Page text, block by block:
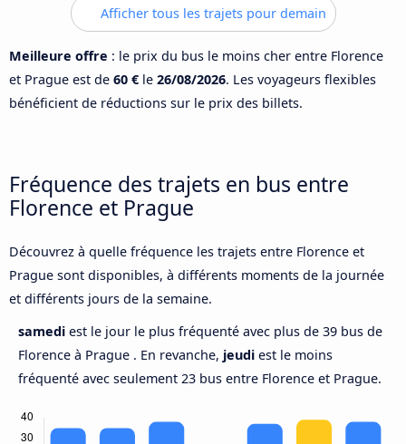
Afficher tous les trajets pour demain
Meilleure offre : le prix du bus le moins cher entre Florence
et Prague est de 60 € le 26/08/2026. Les voyageurs flexibles
bénéficient de réductions sur le prix des billets.
Fréquence des trajets en bus entre
Florence et Prague
Découvrez à quelle fréquence les trajets entre Florence et
Prague sont disponibles, à différents moments de la journée
et différents jours de la semaine.
samedi est le jour le plus fréquenté avec plus de 39 bus de
Florence à Prague . En revanche, jeudi est le moins
fréquenté avec seulement 23 bus entre Florence et Prague.